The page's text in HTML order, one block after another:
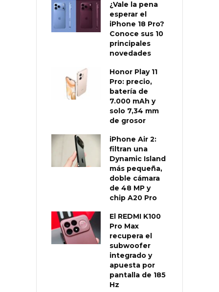
¿Vale la pena
esperar el
iPhone 18 Pro?
Conoce sus 10
principales
novedades
Honor Play 11
Pro: precio,
batería de
7.000 mAh y
solo 7,34 mm
de grosor
iPhone Air 2:
filtran una
Dynamic Island
más pequeña,
doble cámara
de 48 MP y
chip A20 Pro
El REDMI K100
Pro Max
recupera el
subwoofer
integrado y
apuesta por
pantalla de 185
Hz